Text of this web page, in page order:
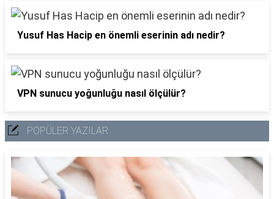
Yusuf Has Hacip en önemli eserinin adı nedir?
VPN sunucu yoğunluğu nasıl ölçülür?
POPÜLER YAZILAR